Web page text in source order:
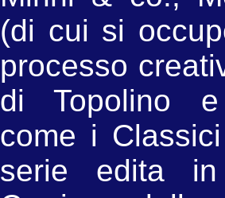
(di cui si
processo
di Topolino
come i
serie edita in